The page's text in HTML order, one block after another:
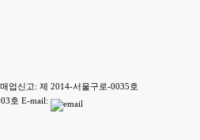
업신고: 제 2014-서울구로-0035호
호 E-mail: